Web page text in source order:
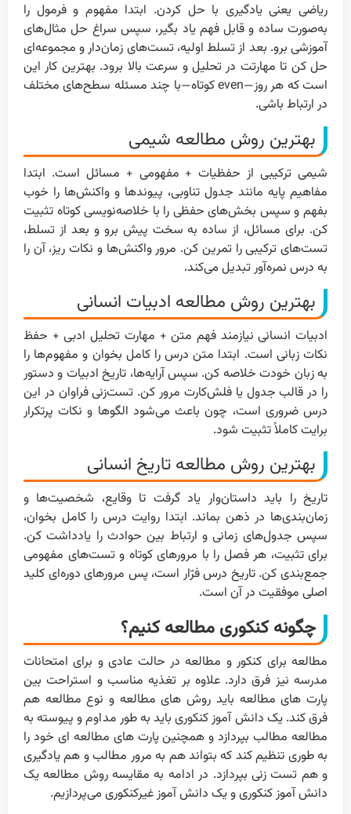
ریاضی یعنی یادگیری با حل کردن. ابتدا مفهوم و فرمول را
به‌صورت ساده و قابل فهم یاد بگیر، سپس سراغ حل مثال‌های
آموزشی برو. بعد از تسلط اولیه، تست‌های زمان‌دار و مجموعه‌ای
حل کن تا مهارتت در تحلیل و سرعت بالا برود. بهترین کار این
است که هر روز—even کوتاه—با چند مسئله سطح‌های مختلف
در ارتباط باشی.
بهترین روش مطالعه شیمی
شیمی ترکیبی از حفظیات + مفهومی + مسائل است. ابتدا
مفاهیم پایه مانند جدول تناوبی، پیوندها و واکنش‌ها را خوب
بفهم و سپس بخش‌های حفظی را با خلاصه‌نویسی کوتاه تثبیت
کن. برای مسائل، از ساده به سخت پیش برو و بعد از تسلط،
تست‌های ترکیبی را تمرین کن. مرور واکنش‌ها و نکات ریز، آن را
به درس نمره‌آور تبدیل می‌کند.
بهترین روش مطالعه ادبیات انسانی
ادبیات انسانی نیازمند فهم متن + مهارت تحلیل ادبی + حفظ
نکات زبانی است. ابتدا متن درس را کامل بخوان و مفهوم‌ها را
به زبان خودت خلاصه کن. سپس آرایه‌ها، تاریخ ادبیات و دستور
را در قالب جدول یا فلش‌کارت مرور کن. تست‌زنی فراوان در این
درس ضروری است، چون باعث می‌شود الگوها و نکات پرتکرار
برایت کاملاً تثبیت شود.
بهترین روش مطالعه تاریخ انسانی
تاریخ را باید داستان‌وار یاد گرفت تا وقایع، شخصیت‌ها و
زمان‌بندی‌ها در ذهن بماند. ابتدا روایت درس را کامل بخوان،
سپس جدول‌های زمانی و ارتباط بین حوادث را یادداشت کن.
برای تثبیت، هر فصل را با مرورهای کوتاه و تست‌های مفهومی
جمع‌بندی کن. تاریخ درس فرّار است، پس مرورهای دوره‌ای کلید
اصلی موفقیت در آن است.
چگونه کنکوری مطالعه کنیم؟
مطالعه برای کنکور و مطالعه در حالت عادی و برای امتحانات
مدرسه نیز فرق دارد. علاوه بر تغذیه مناسب و استراحت بین
پارت های مطالعه باید روش های مطالعه و نوع مطالعه هم
فرق کند. یک دانش آموز کنکوری باید به طور مداوم و پیوسته به
مطالعه مطالب بپردازد و همچنین پارت های مطالعه ای خود را
به طوری تنظیم کند که بتواند هم به مرور مطالب و هم یادگیری
و هم تست زنی بپردازد. در ادامه به مقایسه روش مطالعه یک
دانش آموز کنکوری و یک دانش آموز غیرکنکوری می‌پردازیم.